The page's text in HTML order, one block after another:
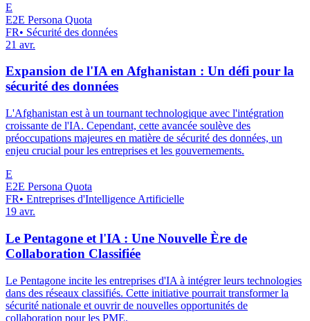
E
E2E Persona Quota
FR• Sécurité des données
21 avr.
Expansion de l'IA en Afghanistan : Un défi pour la
sécurité des données
L'Afghanistan est à un tournant technologique avec l'intégration
croissante de l'IA. Cependant, cette avancée soulève des
préoccupations majeures en matière de sécurité des données, un
enjeu crucial pour les entreprises et les gouvernements.
E
E2E Persona Quota
FR• Entreprises d'Intelligence Artificielle
19 avr.
Le Pentagone et l'IA : Une Nouvelle Ère de
Collaboration Classifiée
Le Pentagone incite les entreprises d'IA à intégrer leurs technologies
dans des réseaux classifiés. Cette initiative pourrait transformer la
sécurité nationale et ouvrir de nouvelles opportunités de
collaboration pour les PME.